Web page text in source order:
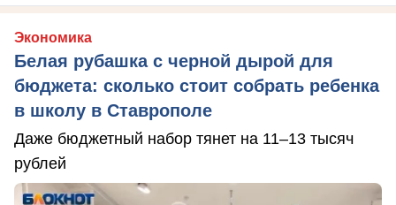
Экономика
Белая рубашка с черной дырой для
бюджета: сколько стоит собрать ребенка
в школу в Ставрополе
Даже бюджетный набор тянет на 11–13 тысяч
рублей